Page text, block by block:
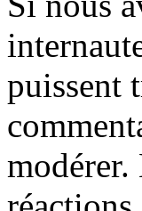
puissent